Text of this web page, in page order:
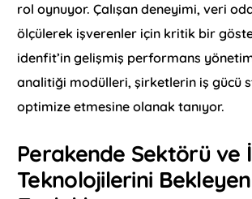
rol oynuyor. Çalışan deneyimi, veri
ölçülerek işverenler için kritik bir
idenfit’in gelişmiş performans
analitiği modülleri, şirketlerin iş gücü
optimize etmesine olanak tanıyor.
Perakende Sektörü ve
Teknolojilerini Bekleyen